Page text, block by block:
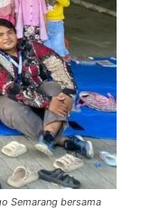
Semarang bersama